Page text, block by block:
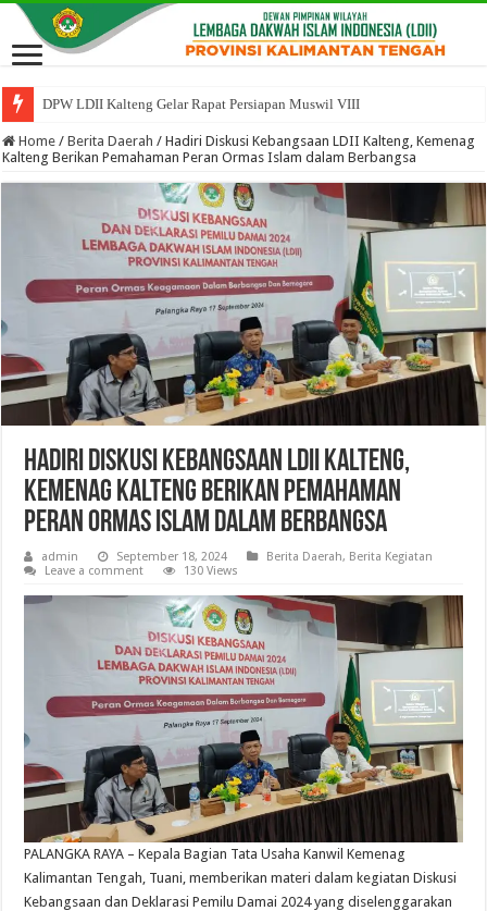
DPW LDII Kalteng Gelar Rapat Persiapan Muswil VIII
Home / Berita Daerah / Hadiri Diskusi Kebangsaan LDII Kalteng, Kemenag
Kalteng Berikan Pemahaman Peran Ormas Islam dalam Berbangsa
Hadiri Diskusi Kebangsaan LDII Kalteng,
Kemenag Kalteng Berikan Pemahaman
Peran Ormas Islam dalam Berbangsa
admin September 18, 2024 Berita Daerah, Berita Kegiatan
Leave a comment
130 Views
PALANGKA RAYA – Kepala Bagian Tata Usaha Kanwil Kemenag
Kalimantan Tengah, Tuani, memberikan materi dalam kegiatan Diskusi
Kebangsaan dan Deklarasi Pemilu Damai 2024 yang diselenggarakan